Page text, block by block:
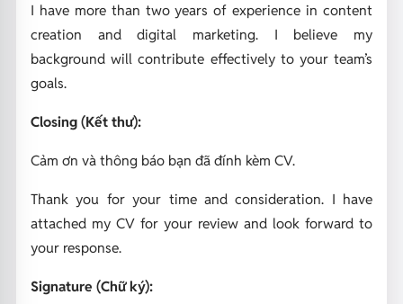
I have more than two years of experience in content
creation and digital marketing. I believe my
background will contribute effectively to your team’s
goals.
Closing (Kết thư):
Cảm ơn và thông báo bạn đã đính kèm CV.
Thank you for your time and consideration. I have
attached my CV for your review and look forward to
your response.
Signature (Chữ ký):